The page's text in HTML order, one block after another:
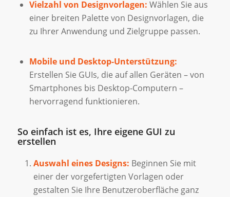
Vielzahl von Designvorlagen: Wählen Sie aus
einer breiten Palette von Designvorlagen, die
zu Ihrer Anwendung und Zielgruppe passen.
Mobile und Desktop-Unterstützung:
Erstellen Sie GUIs, die auf allen Geräten – von
Smartphones bis Desktop-Computern –
hervorragend funktionieren.
So einfach ist es, Ihre eigene GUI zu
erstellen
Auswahl eines Designs: Beginnen Sie mit
einer der vorgefertigten Vorlagen oder
gestalten Sie Ihre Benutzeroberfläche ganz